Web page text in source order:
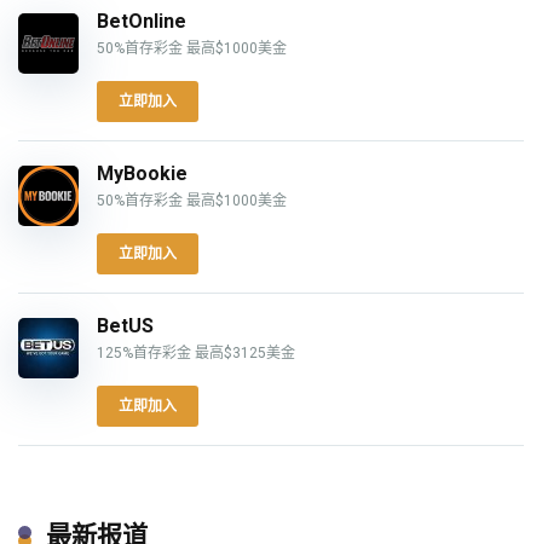
BetOnline
50%首存彩金 最高$1000美金
立即加入
MyBookie
50%首存彩金 最高$1000美金
立即加入
BetUS
125%首存彩金 最高$3125美金
立即加入
最新报道